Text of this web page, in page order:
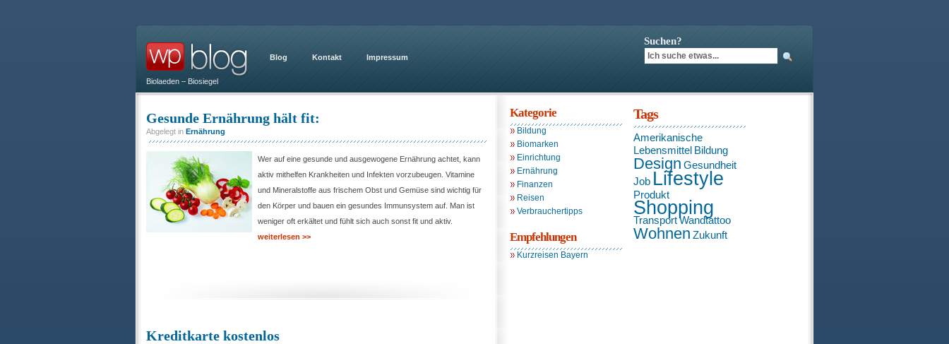
Suchen?
Biolaeden – Biosiegel
Blog Kontakt Impressum
Gesunde Ernährung hält fit:
Abgelegt in Ernährung
Wer auf eine gesunde und ausgewogene Ernährung achtet, kann
aktiv mithelfen Krankheiten und Infekten vorzubeugen. Vitamine
und Mineralstoffe aus frischem Obst und Gemüse sind wichtig für
den Körper und bauen ein gesundes Immunsystem auf. Man ist
weniger oft erkältet und fühlt sich auch sonst fit und aktiv.
weiterlesen >>
Kreditkarte kostenlos
Kategorie
Bildung
Biomarken
Einrichtung
Ernährung
Finanzen
Reisen
Verbrauchertipps
Empfehlungen
Kurzreisen Bayern
Tags
Amerikanische
Lebensmittel Bildung
Design Gesundheit
Job Lifestyle
Produkt
Shopping
TransportWandtattoo
Wohnen Zukunft